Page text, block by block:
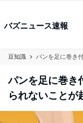
バズニュース速報
豆知識
パンを足に巻き
られないことが